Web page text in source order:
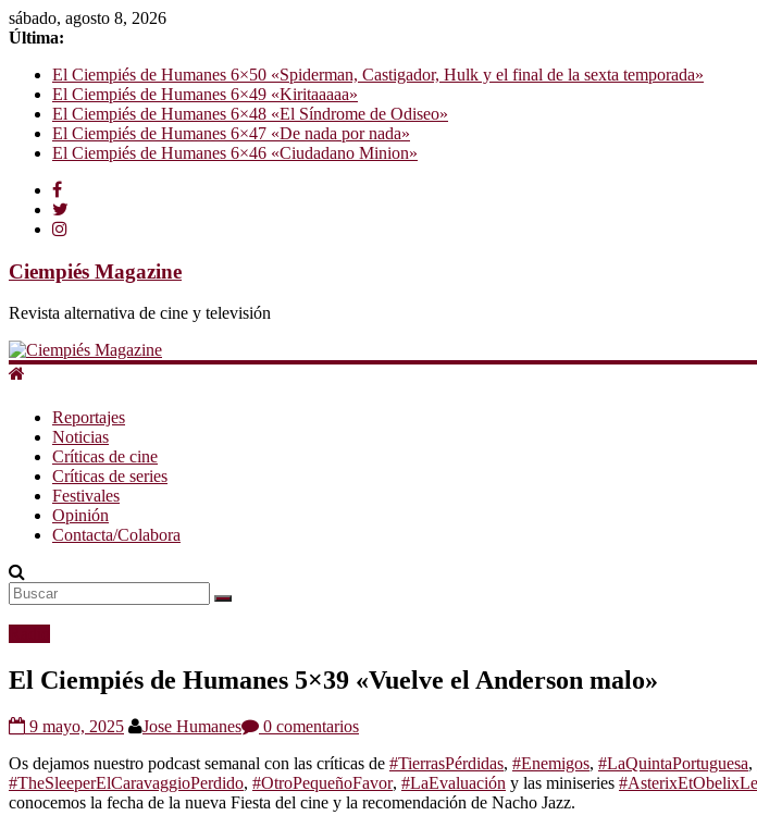
sábado, agosto 8, 2026
Última:
El Ciempiés de Humanes 6×50 «Spiderman, Castigador, Hulk y el final de la sexta temporada»
El Ciempiés de Humanes 6×49 «Kiritaaaaa»
El Ciempiés de Humanes 6×48 «El Síndrome de Odiseo»
El Ciempiés de Humanes 6×47 «De nada por nada»
El Ciempiés de Humanes 6×46 «Ciudadano Minion»
Ciempiés Magazine
Revista alternativa de cine y televisión
Reportajes
Noticias
Críticas de cine
Críticas de series
Festivales
Opinión
Contacta/Colabora
El Ciempiés de Humanes 5×39 «Vuelve el Anderson malo»
9 mayo, 2025 Jose Humanes
0 comentarios
Os dejamos nuestro podcast semanal con las críticas de #TierrasPérdidas, #Enemigos, #LaQuintaPortuguesa,
#TheSleeperElCaravaggioPerdido, #OtroPequeñoFavor, #LaEvaluación y las miniseries
conocemos la fecha de la nueva Fiesta del cine y la recomendación de Nacho Jazz.